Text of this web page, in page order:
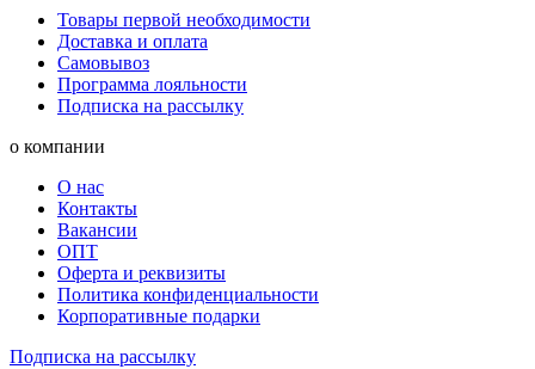
Товары первой необходимости
Доставка и оплата
Самовывоз
Программа лояльности
Подписка на рассылку
о компании
О нас
Контакты
Вакансии
ОПТ
Оферта и реквизиты
Политика конфиденциальности
Корпоративные подарки
Подписка на рассылку